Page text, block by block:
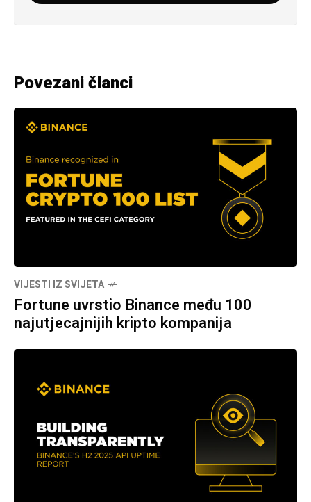
Povezani članci
VIJESTI IZ SVIJETA
Fortune uvrstio Binance među 100
najutjecajnijih kripto kompanija